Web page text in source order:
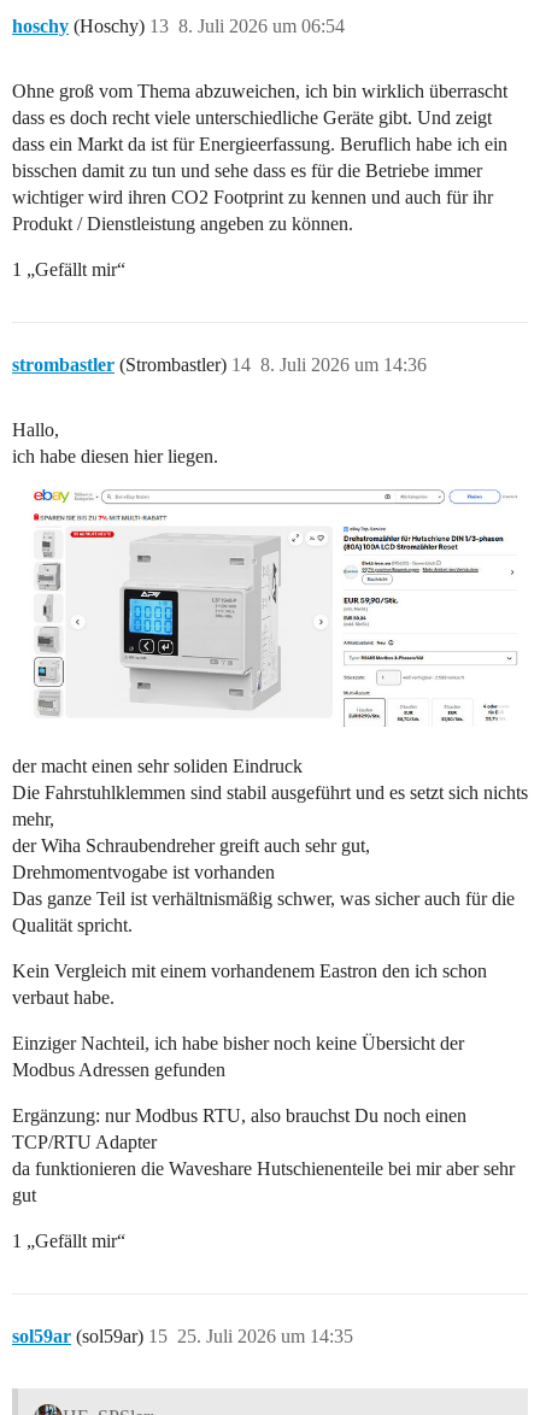
hoschy (Hoschy) 8. Juli 2026 um 06:54
13
Ohne groß vom Thema abzuweichen, ich bin wirklich überrascht
dass es doch recht viele unterschiedliche Geräte gibt. Und zeigt
dass ein Markt da ist für Energieerfassung. Beruflich habe ich ein
bisschen damit zu tun und sehe dass es für die Betriebe immer
wichtiger wird ihren CO2 Footprint zu kennen und auch für ihr
Produkt / Dienstleistung angeben zu können.
1 „Gefällt mir“
strombastler (Strombastler) 8. Juli 2026 um 14:36
14
Hallo,
ich habe diesen hier liegen.
der macht einen sehr soliden Eindruck
Die Fahrstuhlklemmen sind stabil ausgeführt und es setzt sich nichts
mehr,
der Wiha Schraubendreher greift auch sehr gut,
Drehmomentvogabe ist vorhanden
Das ganze Teil ist verhältnismäßig schwer, was sicher auch für die
Qualität spricht.
Kein Vergleich mit einem vorhandenem Eastron den ich schon
verbaut habe.
Einziger Nachteil, ich habe bisher noch keine Übersicht der
Modbus Adressen gefunden
Ergänzung: nur Modbus RTU, also brauchst Du noch einen
TCP/RTU Adapter
da funktionieren die Waveshare Hutschienenteile bei mir aber sehr
gut
1 „Gefällt mir“
sol59ar (sol59ar) 25. Juli 2026 um 14:35
15